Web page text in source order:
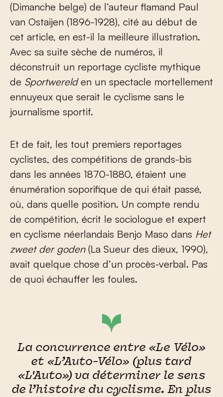
(Dimanche belge) de l’auteur flamand Paul
van Ostaijen (1896-1928), cité au début de
cet article, en est-il la meilleure illustration.
Avec sa suite sèche de numéros, il
déconstruit un reportage cycliste mythique
de Sportwerelden un spectacle mortellement
ennuyeux que serait le cyclisme sans le
journalisme sportif.
Et de fait, les tout premiers reportages
cyclistes, des compétitions de grands-bis
dans les années 1870-1880, étaient une
énumération soporifique de qui était passé,
où, dans quelle position. Un compte rendu
de compétition, écrit le sociologue et expert
en cyclisme néerlandais Benjo Maso dans Het
zweet der goden(La Sueur des dieux, 1990),
avait quelque chose d’un procès-verbal. Pas
de quoi échauffer les foules.
La concurrence entre «Le Vélo»
et «L’Auto-Vélo» (plus tard
«L'Auto») va déterminer le sens
de l’histoire du cyclisme. En plus